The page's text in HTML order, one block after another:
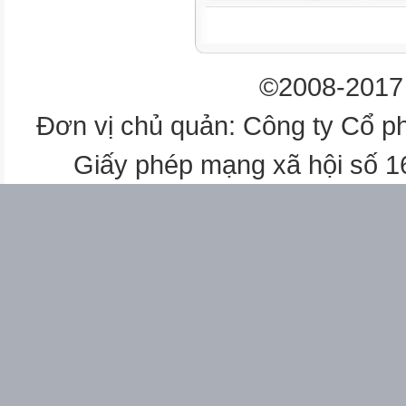
CHIỀU
©2008-
Đơn vị chủ quản: Công ty Cổ
Giấy phép mạng xã hội số